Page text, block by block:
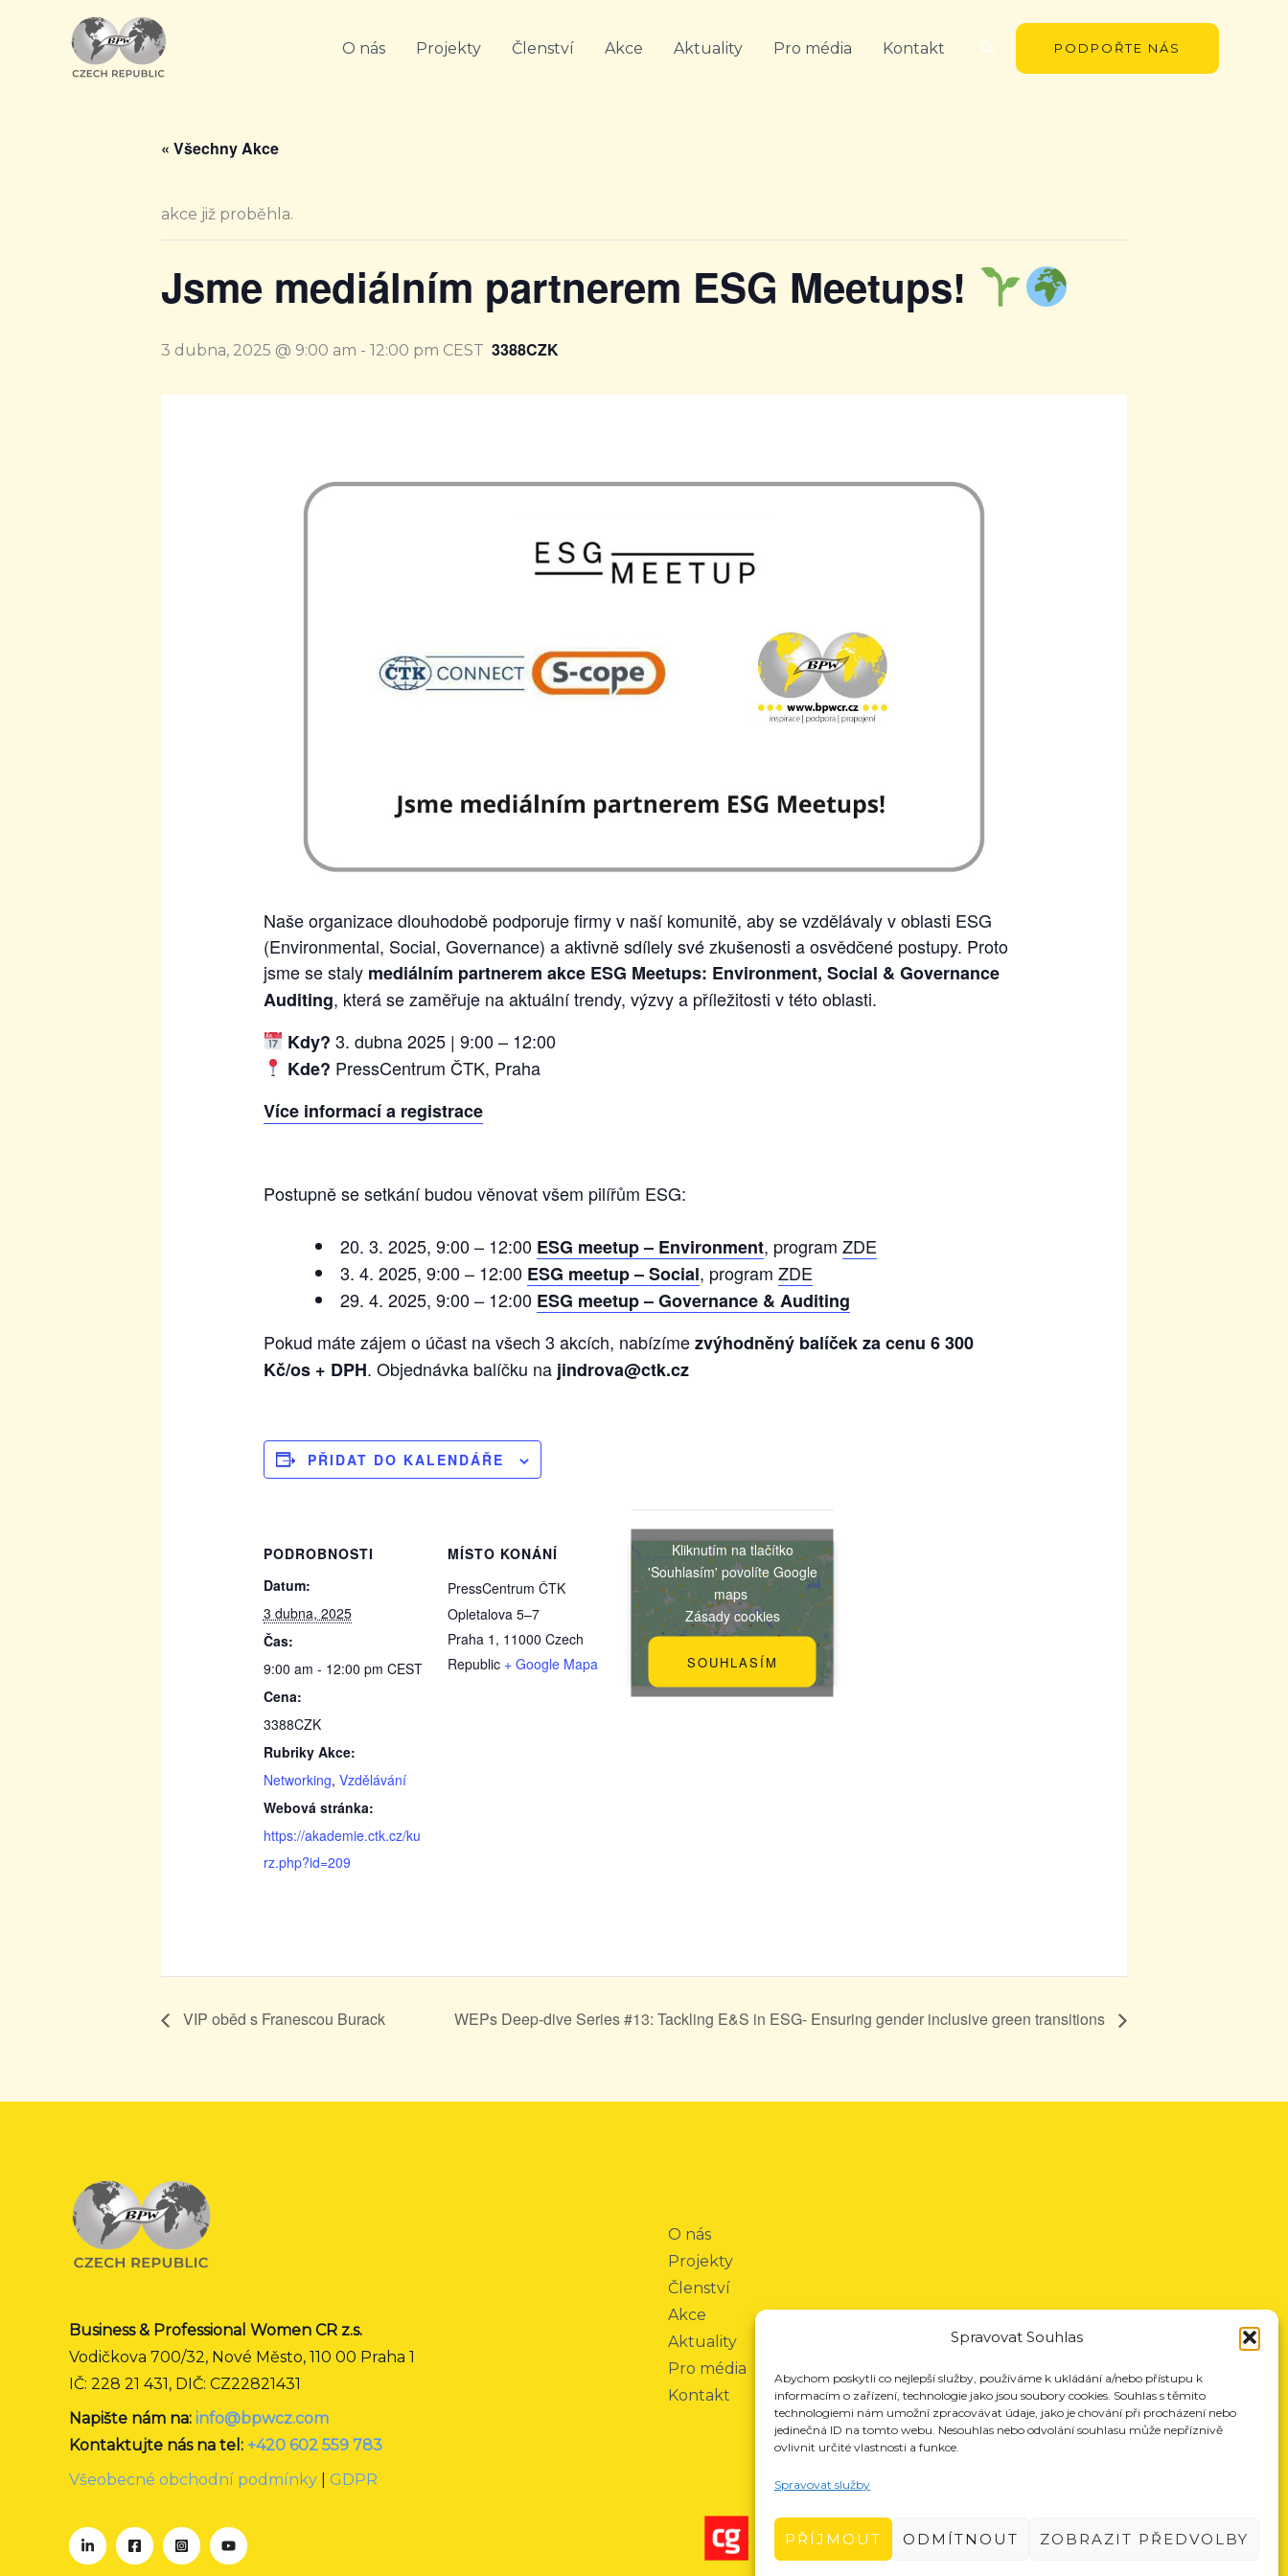
Spravovat Souhlas
Abychom poskytli co nejlepší služby, používáme k ukládání a/nebo přístupu k
informacím o zařízení, technologie jako jsou soubory cookies. Souhlas s těmito
technologiemi nám umožní zpracovávat údaje, jako je chování při procházení nebo
jedinečná ID na tomto webu. Nesouhlas nebo odvolání souhlasu může nepříznivě
ovlivnit určité vlastnosti a funkce.
Spravovat služby
PŘÍJMOUT ODMÍTNOUT ZOBRAZIT PŘEDVOLBY
O nás Projekty Členství Akce Aktuality Pro média Kontakt Hledat PODPOŘTE NÁS
« Všechny Akce
akce již proběhla.
Jsme mediálním partnerem ESG Meetups!
3 dubna, 2025 @ 9:00 am - 12:00 pm CEST 3388CZK
Naše organizace dlouhodobě podporuje firmy v naší komunitě, aby se vzdělávaly v oblasti ESG
(Environmental, Social, Governance) a aktivně sdílely své zkušenosti a osvědčené postupy. Proto
jsme se staly mediálním partnerem akce ESG Meetups: Environment, Social & Governance
Auditing, která se zaměřuje na aktuální trendy, výzvy a příležitosti v této oblasti.
Kdy?3. dubna 2025 | 9:00 – 12:00
Kde? PressCentrum ČTK, Praha
Více informací a registrace
Postupně se setkání budou věnovat všem pilířům ESG:
20. 3. 2025, 9:00 – 12:00 ESG meetup – Environment, program ZDE
3. 4. 2025, 9:00 – 12:00 ESG meetup – Social, program ZDE
29. 4. 2025, 9:00 – 12:00 ESG meetup – Governance & Auditing
Pokud máte zájem o účast na všech 3 akcích, nabízímezvýhodněný balíček za cenu 6 300
Kč/os + DPH. Objednávka balíčku na jindrova@ctk.cz
PŘIDAT DO KALENDÁŘE
PODROBNOSTI
Datum:
3 dubna, 2025
Čas:
9:00 am - 12:00 pm CEST
Cena:
3388CZK
Rubriky Akce:
Networking, Vzdělávání
Webová stránka:
https://akademie.ctk.cz/ku
rz.php?id=209
MÍSTO KONÁNÍ
PressCentrum ČTK
Opletalova 5–7
Praha 1 , 11000 Czech
Republic + Google Mapa
Kliknutím na tlačítko
'Souhlasím' povolíte Google
maps
Zásady cookies
SOUHLASÍM
VIP oběd s Franescou Burack WEPs Deep-dive Series #13: Tackling E&S in ESG- Ensuring gender inclusive green transitions
Business & Professional Women CR z.s.
Vodičkova 700/32, Nové Město, 110 00 Praha 1
IČ: 228 21 431, DIČ: CZ22821431
Napište nám na: info@bpwcz.com
Kontaktujte nás na tel: +420 602 559 783
Všeobecné obchodní podmínky
GDPR
O nás
Projekty
Členství
Akce
Aktuality
Pro média
Kontakt